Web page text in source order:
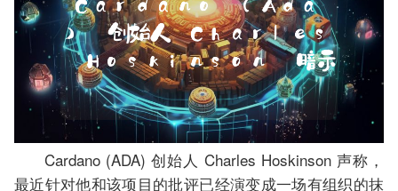
Cardano (ADA) 创始人 Charles Hoskinson 声称，
最近针对他和该项目的批评已经演变成一场有组织的抹